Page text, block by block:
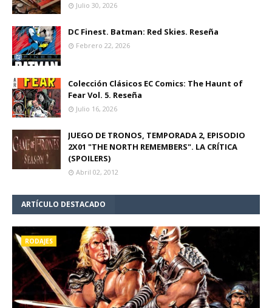
Julio 30, 2026
DC Finest. Batman: Red Skies. Reseña
Febrero 22, 2026
Colección Clásicos EC Comics: The Haunt of
Fear Vol. 5. Reseña
Julio 16, 2026
JUEGO DE TRONOS, TEMPORADA 2, EPISODIO
2X01 "THE NORTH REMEMBERS". LA CRÍTICA
(SPOILERS)
Abril 02, 2012
ARTÍCULO DESTACADO
RODAJES